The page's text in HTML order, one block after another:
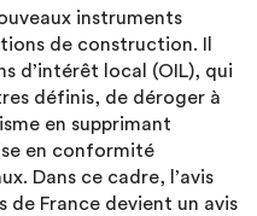
instruments
de construction. Il
d’intérêt local (OIL), qui
définis, de déroger à
en supprimant
en conformité
Dans ce cadre, l’avis
de France devient un avis